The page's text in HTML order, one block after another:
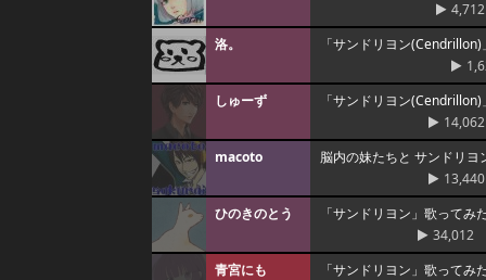
4,712
洛。
「サンドリヨン
しゅーず
「サンドリヨン
14,062
macoto
脳内の妹たちと サンドリ
13,440
ひのきのとう
「サンドリヨン」歌って
34,012
青宮にも
「サンドリヨン」歌って